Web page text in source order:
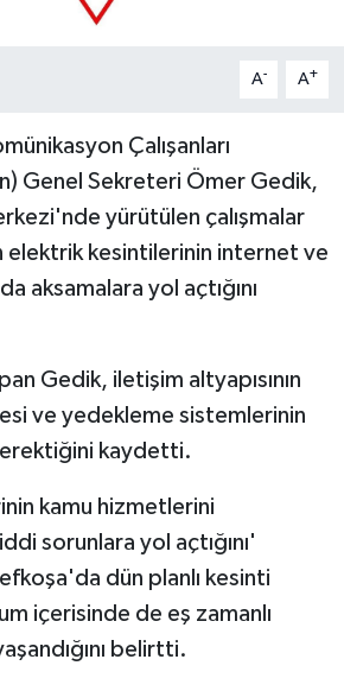
A- A+
Çalışanları
Genel Sekreteri Ömer Gedik,
yürütülen çalışmalar
elektrik kesintilerinin internet ve
aksamalara yol açtığını
Gedik, iletişim altyapısının
ve yedekleme sistemlerinin
kaydetti.
kamu hizmetlerini
sorunlara yol açtığını'
dün planlı kesinti
içerisinde de eş zamanlı
belirtti.